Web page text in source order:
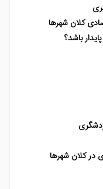
کلان شهرها
باشد؟
در کلان­ شهر­ها